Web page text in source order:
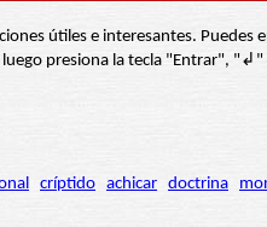
útiles e interesantes.
luego presiona la tecla
críptido achicar doctrina